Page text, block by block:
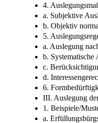
4.
a. Subjektive
b. Objektiv
5.
a. Auslegung
b. Systematische
c.
d.
6.
III. Auslegung
1. Beispiele/
a.